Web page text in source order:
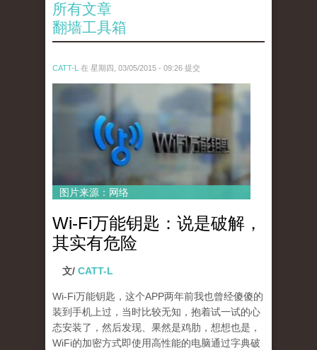
所有文章
翻墙工具箱
CATT-L 在 星期四, 03/05/2015 - 09:26 提交
mo_neng_yao_chi_.jpg
图片来源：网络
Wi-Fi万能钥匙：说是破解，
其实有危险
文/ CATT-L
Wi-Fi万能钥匙，这个APP两年前我也曾经傻傻的
装到手机上过，当时比较无知，抱着试一试的心
态安装了，然后发现、果然是鸡肋，想想也是，
WiFi的加密方式即使用高性能的电脑通过字典破